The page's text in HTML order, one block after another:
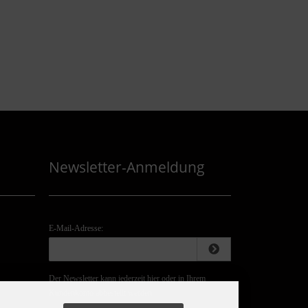
Newsletter-Anmeldung
E-Mail-Adresse:
Der Newsletter kann jederzeit hier oder in Ihrem